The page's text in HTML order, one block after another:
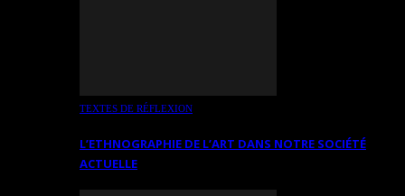
TEXTES DE RÉFLEXION
L’ETHNOGRAPHIE DE L’ART DANS NOTRE SOCIÉTÉ
ACTUELLE